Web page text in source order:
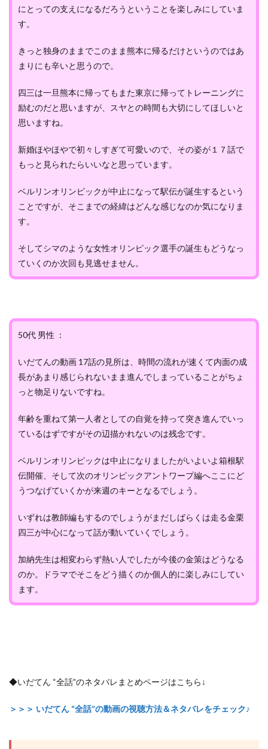
にとっての支えになるだろうということを楽しみにしていま
す。
きっと独身のままでこのまま熊本に帰るだけというのではあ
まりにも辛いと思うので。
四三は一旦熊本に帰ってもまた東京に帰ってトレーニングに
励むのだと思いますが、スヤとの時間も大切にしてほしいと
思いますね。
新婚ほやほやで初々しすぎて可愛いので、その姿が１７話で
もっと見られたらいいなと思っています。
ベルリンオリンピックが中止になって駅伝が誕生するという
ことですが、そこまでの経緯はどんな感じなのか気になりま
す。
そしてシマのような女性オリンピック選手の誕生もどうなっ
ていくのか次回も見逃せません。
50代 男性 ：
いだてんの動画 17話の見所は、時間の流れが速くて内面の成
長があまり感じられないまま進んでしまっていることがちょ
っと物足りないですね。
年齢を重ねて第一人者としての自覚を持って突き進んでいっ
ているはずですがその辺描かれないのは残念です。
ベルリンオリンピックは中止になりましたがいよいよ箱根駅
伝開催、そして次のオリンピックアントワープ編へここにど
うつなげていくかが来週のキーとなるでしょう。
いずれは教師編もするのでしょうがまだしばらくは走る金栗
四三が中心になって話が動いていくでしょう。
加納先生は相変わらず熱い人でしたが今後の金策はどうなる
のか。ドラマでそこをどう描くのか個人的に楽しみにしてい
ます。
◆いだてん “全話”のネタバレまとめページはこちら↓
＞＞＞ いだてん “全話”の動画の視聴方法＆ネタバレをチェック♪